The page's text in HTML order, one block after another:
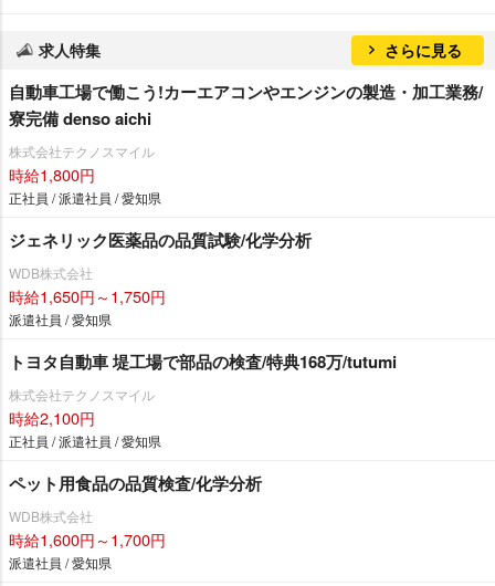
求人特集 さらに見る
自動車工場で働こう!カーエアコンやエンジンの製造・加工業務/
寮完備 denso aichi
株式会社テクノスマイル
時給1,800円
正社員 / 派遣社員 / 愛知県
ジェネリック医薬品の品質試験/化学分析
WDB株式会社
時給1,650円～1,750円
派遣社員 / 愛知県
トヨタ自動車 堤工場で部品の検査/特典168万/tutumi
株式会社テクノスマイル
時給2,100円
正社員 / 派遣社員 / 愛知県
ペット用食品の品質検査/化学分析
WDB株式会社
時給1,600円～1,700円
派遣社員 / 愛知県